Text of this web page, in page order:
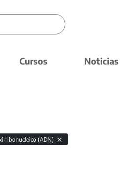
Cursos Noticias
(ADN)